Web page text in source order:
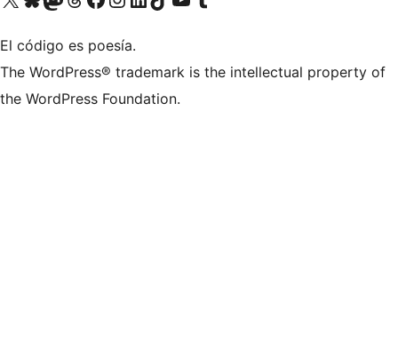
El código es poesía.
The WordPress® trademark is the intellectual property of
the WordPress Foundation.